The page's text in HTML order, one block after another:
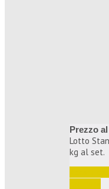
Prezzo
Lotto
kg al set.